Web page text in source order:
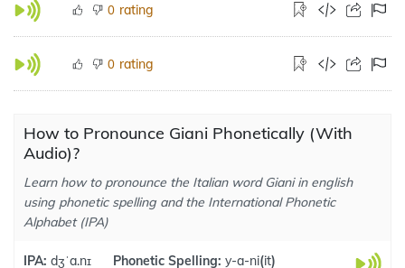
0 rating
0 rating
How to Pronounce Giani Phonetically (With
Audio)?
Learn how to pronounce the Italian word Giani in english
using phonetic spelling and the International Phonetic
Alphabet (IPA)
IPA: dʒˈa.nɪ Phonetic Spelling: y-a-ni(it)